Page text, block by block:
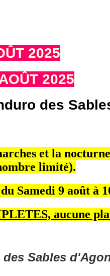
2025
2025
des
et la
limité).
Samedi 9 août à
aucune
Sables